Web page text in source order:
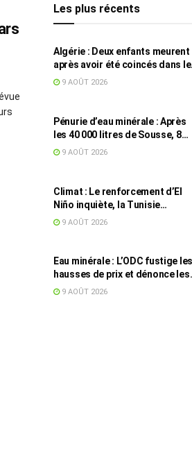
Les plus récents
Algérie : Deux enfants meurent
après avoir été coincés dans le
coffre d’une voiture
9 AOÛT 2026
Pénurie d’eau minérale : Après
les 40 000 litres de Sousse, 8
832 bouteilles saisies à Nabeul
9 AOÛT 2026
Climat : Le renforcement d’El
Niño inquiète, la Tunisie
concernée
9 AOÛT 2026
Eau minérale : L’ODC fustige les
hausses de prix et dénonce les
profiteurs de la pénurie
9 AOÛT 2026